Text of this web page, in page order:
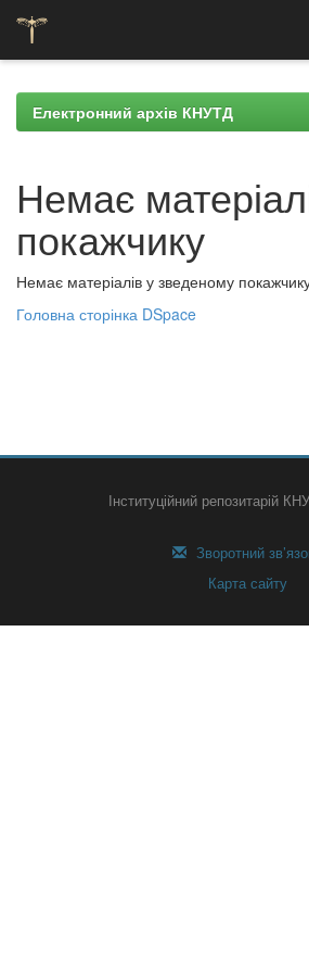
navigationЕлектронний архів КНУТД
Немає
покажчику
Немає матеріалів у зведеному покажчику
Головна сторінка DSpace
Інституційний репозитарій
Зворотний
Карта сайту